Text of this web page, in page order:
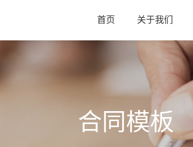
首页 关于我们
合同模板